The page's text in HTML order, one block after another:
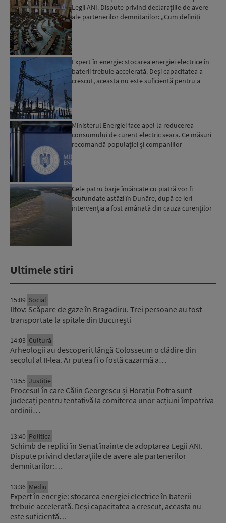
Legii ANI. Dispute privind declarațiile de avere
ale partenerilor demnitarilor: „Cum definiți
Expert în energie: stocarea energiei electrice în
baterii trebuie accelerată. Deși capacitatea a
crescut, aceasta nu este suficientă pentru a
Ministerul Energiei face apel la reducerea
consumului de curent electric seara. Ce măsuri
recomandă populației și companiilor
Cele patru barje încărcate cu piatră vor fi
scufundate astăzi în Dunăre, după ce ieri
intervenția a fost amânată din cauza curenților
Ultimele stiri
15:09 Social
Ilfov: Scăpare de gaze în Bragadiru. Trei persoane au fost
transportate la spitale din București
14:03 Cultură
Arheologii au descoperit lângă Colosseum o clădire din
secolul al II-lea. Ar putea fi o fostă cazarmă a…
13:55 Justiție
Procesul în care Călin Georgescu și Horațiu Potra sunt
judecați pentru tentativă la comiterea unor acțiuni împotriva
ordinii…
13:40 Politica
Schimb de replici în Senat înainte de adoptarea Legii ANI.
Dispute privind declarațiile de avere ale partenerilor
demnitarilor:…
13:36 Mediu
Expert în energie: stocarea energiei electrice în baterii
trebuie accelerată. Deși capacitatea a crescut, aceasta nu
este suficientă…